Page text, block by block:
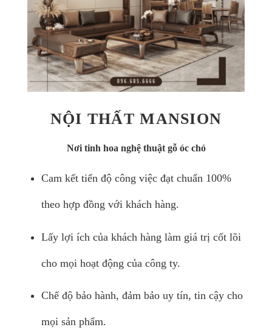
NỘI THẤT MANSION
Nơi tinh hoa nghệ thuật gỗ óc chó
Cam kết tiến độ công việc đạt chuẩn 100%
theo hợp đồng với khách hàng.
Lấy lợi ích của khách hàng làm giá trị cốt lõi
cho mọi hoạt động của công ty.
Chế độ bảo hành, đảm bảo uy tín, tin cậy cho
mọi sản phẩm.